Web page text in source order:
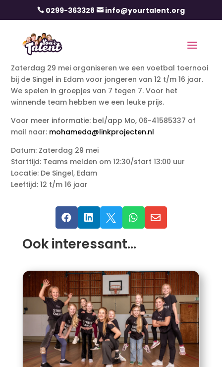
 0299-363328  info@yourtalent.org
Zaterdag 29 mei organiseren we een voetbal toernooi
bij de Singel in Edam voor jongeren van 12 t/m 16 jaar.
We spelen in groepjes van 7 tegen 7. Voor het
winnende team hebben we een leuke prijs.
Voor meer informatie: bel/app Mo, 06-41585337 of
mail naar: mohameda@linkprojecten.nl
Datum: Zaterdag 29 mei
Starttijd: Teams melden om 12:30/start 13:00 uur
Locatie: De Singel, Edam
Leeftijd: 12 t/m 16 jaar
    
Ook interessant…